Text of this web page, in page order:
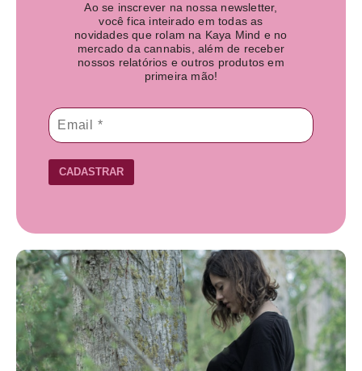
Ao se inscrever na nossa newsletter,
você fica inteirado em todas as
novidades que rolam na Kaya Mind e no
mercado da cannabis, além de receber
nossos relatórios e outros produtos em
primeira mão!
CADASTRAR